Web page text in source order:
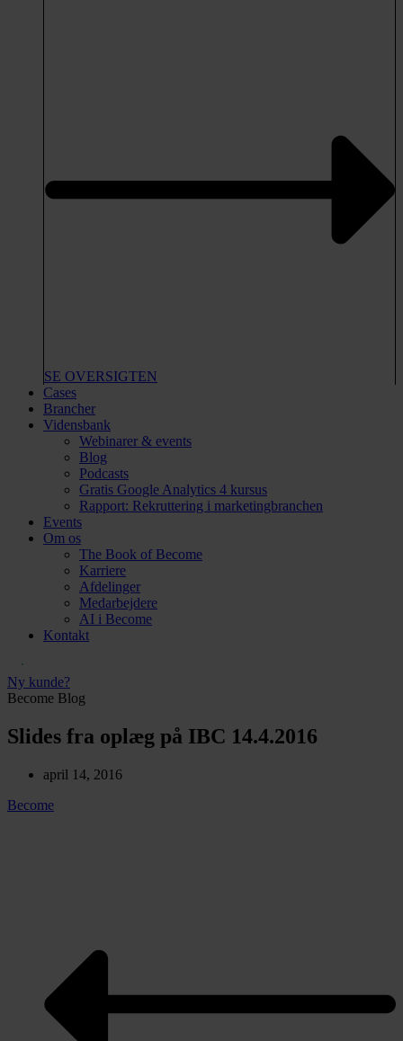
SE OVERSIGTEN
Cases
Brancher
Vidensbank
Webinarer & events
Blog
Podcasts
Gratis Google Analytics 4 kursus
Rapport: Rekruttering i marketingbranchen
Events
Om os
The Book of Become
Karriere
Afdelinger
Medarbejdere
AI i Become
Kontakt
Ny kunde?
Become Blog
Slides fra oplæg på IBC 14.4.2016
april 14, 2016
Become